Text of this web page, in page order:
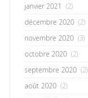
janvier 2021
(2)
décembre 2020 (2)
novembre 2020 (3)
octobre 2020 (2)
septembre 2020 (2)
août 2020 (2)